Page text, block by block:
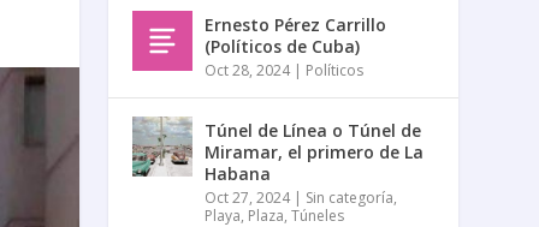
Ernesto Pérez Carrillo
(Políticos de Cuba)
Oct 28, 2024| Políticos
Túnel de Línea o Túnel de
Miramar, el primero de La
Habana
Oct 27, 2024| Sin categoría,
Playa, Plaza,Túneles